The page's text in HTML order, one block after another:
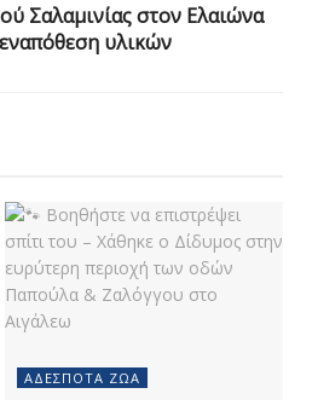
Σαλαμινίας στον Ελαιώνα
υλικών
ΑΔΈΣΠΟΤΑ ΖΏΑ